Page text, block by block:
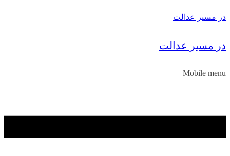
در مسیر عدالت
در مسیر عدالت
Mobile menu